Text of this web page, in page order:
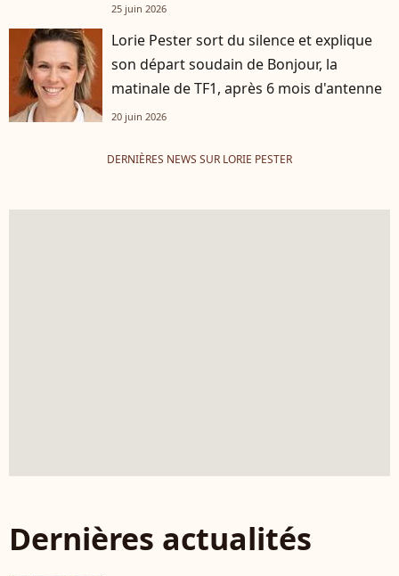
25 juin 2026
Lorie Pester sort du silence et explique
son départ soudain de Bonjour, la
matinale de TF1, après 6 mois d'antenne
20 juin 2026
DERNIÈRES NEWS SUR LORIE PESTER
Dernières actualités